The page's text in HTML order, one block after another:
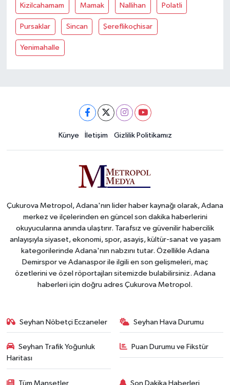
Kizilcahamam Mamak Nallihan Polatli
Pursaklar Sincan Şereflikoçhisar
Yenimahalle
Künye İletişim Gizlilik Politikamız
Çukurova Metropol, Adana'nın lider haber kaynağı olarak, Adana
merkez ve ilçelerinden en güncel son dakika haberlerini
okuyucularına anında ulaştırır. Tarafsız ve güvenilir habercilik
anlayışıyla siyaset, ekonomi, spor, asayiş, kültür-sanat ve yaşam
kategorilerinde Adana'nın nabzını tutar. Özellikle Adana
Demirspor ve Adanaspor ile ilgili en son gelişmeleri, maç
özetlerini ve özel röportajları sitemizde bulabilirsiniz. Adana
haberleri için doğru adres Çukurova Metropol.
Seyhan Nöbetçi Eczaneler Seyhan Hava Durumu
Seyhan Trafik Yoğunluk
Haritası
Puan Durumu ve Fikstür
Tüm Manşetler Son Dakika Haberleri